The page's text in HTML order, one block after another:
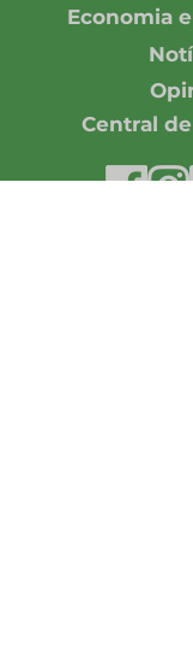
Economia
Central